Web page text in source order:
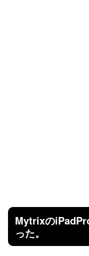
Mytrixの
った。